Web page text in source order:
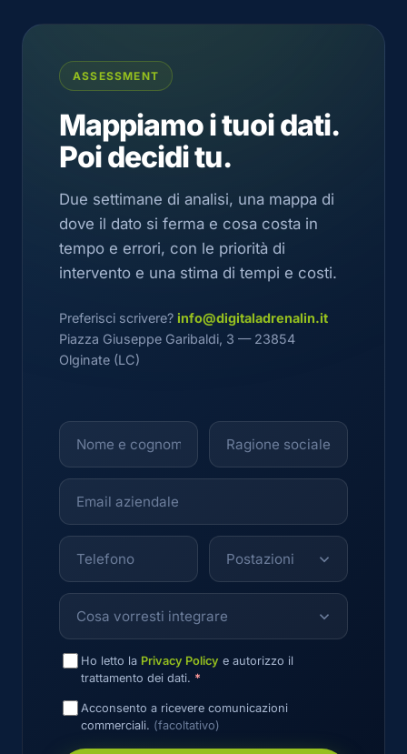
ASSESSMENT
Mappiamo i tuoi dati.
Poi decidi tu.
Due settimane di analisi, una mappa di
dove il dato si ferma e cosa costa in
tempo e errori, con le priorità di
intervento e una stima di tempi e costi.
Preferisci scrivere? info@digitaladrenalin.it
Piazza Giuseppe Garibaldi, 3 — 23854
Olginate (LC)
Ho letto la Privacy Policy e autorizzo il
trattamento dei dati. *
Acconsento a ricevere comunicazioni
commerciali. (facoltativo)